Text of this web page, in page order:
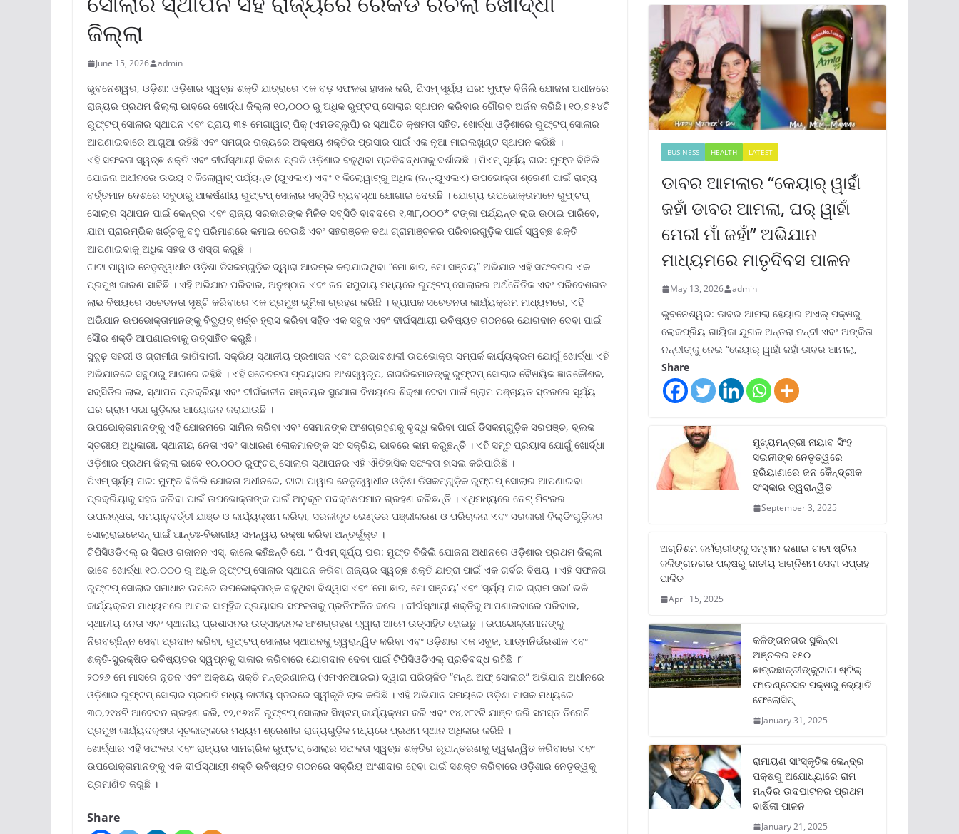
ଜିଲ୍ଲା
June 15, 2026 admin
ଭୁବନେଶ୍ୱର, ଓଡ଼ିଶା: ଓଡ଼ିଶାର ସ୍ୱଚ୍ଛ ଶକ୍ତି ଯାତ୍ରାରେ ଏକ ବଡ଼ ସଫଳତା ହାସଲ କରି, ପିଏମ୍ ସୂର୍ଯ୍ୟ ଘର: ମୁଫ୍‌ତ ବିଜିଲି ଯୋଜନା ଅଧୀନରେ
ରାଜ୍ୟର ପ୍ରଥମ ଜିଲ୍ଲା ଭାବରେ ଖୋର୍ଦ୍ଧା ଜିଲ୍ଲା ୧୦,୦୦୦ ରୁ ଅଧିକ ରୁଫ୍‌ଟପ୍ ସୋଲାର ସ୍ଥାପନ କରିବାର ଗୌରବ ଅର୍ଜନ କରିଛି। ୧୦,୭୫୪ଟି
ରୁଫ୍‌ଟପ୍ ସୋଲାର ସ୍ଥାପନ ଏବଂ ପ୍ରାୟ ୩୫ ମେଗାୱାଟ୍ ପିକ୍ (ଏମଡବ୍ଲୁପି) ର ସ୍ଥାପିତ କ୍ଷମତା ସହିତ, ଖୋର୍ଦ୍ଧା ଓଡ଼ିଶାରେ ରୁଫ୍‌ଟପ୍ ସୋଲାର
ଆପଣାଇବାରେ ଆଗୁଆ ରହିଛି ଏବଂ ସମଗ୍ର ରାଜ୍ୟରେ ଅକ୍ଷୟ ଶକ୍ତିର ପ୍ରସାର ପାଇଁ ଏକ ନୂଆ ମାଇଲଖୁଣ୍ଟ ସ୍ଥାପନ କରିଛି ।
ଏହି ସଫଳତା ସ୍ୱଚ୍ଛ ଶକ୍ତି ଏବଂ ଦୀର୍ଘସ୍ଥାୟୀ ବିକାଶ ପ୍ରତି ଓଡ଼ିଶାର ବଢୁଥିବା ପ୍ରତିବଦ୍ଧତାକୁ ଦର୍ଶାଉଛି । ପିଏମ୍ ସୂର୍ଯ୍ୟ ଘର: ମୁଫ୍‌ତ ବିଜିଲି
ଯୋଜନା ଅଧୀନରେ ଉଭୟ ୧ କିଲୋୱାଟ୍ ପର୍ଯ୍ୟନ୍ତ (ୟୁଏଲଏ) ଏବଂ ୧ କିଲୋୱାଟ୍‌ରୁ ଅଧିକ (ନନ୍-ୟୁଏଲଏ) ଉପଭୋକ୍ତା ଶ୍ରେଣୀ ପାଇଁ ରାଜ୍ୟ
ବର୍ତ୍ତମାନ ଦେଶରେ ସବୁଠାରୁ ଆକର୍ଷଣୀୟ ରୁଫ୍‌ଟପ୍ ସୋଲାର ସବ୍‌ସିଡି ବ୍ୟବସ୍ଥା ଯୋଗାଇ ଦେଉଛି । ଯୋଗ୍ୟ ଉପଭୋକ୍ତାମାନେ ରୁଫ୍‌ଟପ୍
ସୋଲାର ସ୍ଥାପନ ପାଇଁ କେନ୍ଦ୍ର ଏବଂ ରାଜ୍ୟ ସରକାରଙ୍କ ମିଳିତ ସବ୍‌ସିଡି ବାବଦରେ ୧,୩୮,୦୦୦* ଟଙ୍କା ପର୍ଯ୍ୟନ୍ତ ଲାଭ ଉଠାଇ ପାରିବେ,
ଯାହା ପ୍ରାରମ୍ଭିକ ଖର୍ଚ୍ଚକୁ ବହୁ ପରିମାଣରେ କମାଇ ଦେଉଛି ଏବଂ ସହରାଞ୍ଚଳ ତଥା ଗ୍ରାମାଞ୍ଚଳର ପରିବାରଗୁଡ଼ିକ ପାଇଁ ସ୍ୱଚ୍ଛ ଶକ୍ତି
ଆପଣାଇବାକୁ ଅଧିକ ସହଜ ଓ ଶସ୍ତା କରୁଛି ।
ଟାଟା ପାୱାର ନେତୃତ୍ୱାଧୀନ ଓଡ଼ିଶା ଡିସକମ୍‌ଗୁଡ଼ିକ ଦ୍ୱାରା ଆରମ୍ଭ କରାଯାଇଥିବା “ମୋ ଛାତ, ମୋ ସଞ୍ଚୟ” ଅଭିଯାନ ଏହି ସଫଳତାର ଏକ
ପ୍ରମୁଖ କାରଣ ସାଜିଛି । ଏହି ଅଭିଯାନ ପରିବାର, ଅନୁଷ୍ଠାନ ଏବଂ ଜନ ସମୁଦାୟ ମଧ୍ୟରେ ରୁଫ୍‌ଟପ୍ ସୋଲାରର ଅର୍ଥନୈତିକ ଏବଂ ପରିବେଶଗତ
ଲାଭ ବିଷୟରେ ସଚେତନତା ସୃଷ୍ଟି କରିବାରେ ଏକ ପ୍ରମୁଖ ଭୂମିକା ଗ୍ରହଣ କରିଛି । ବ୍ୟାପକ ସଚେତନତା କାର୍ଯ୍ୟକ୍ରମ ମାଧ୍ୟମରେ, ଏହି
ଅଭିଯାନ ଉପଭୋକ୍ତାମାନଙ୍କୁ ବିଦ୍ୟୁତ୍ ଖର୍ଚ୍ଚ ହ୍ରାସ କରିବା ସହିତ ଏକ ସବୁଜ ଏବଂ ଦୀର୍ଘସ୍ଥାୟୀ ଭବିଷ୍ୟତ ଗଠନରେ ଯୋଗଦାନ ଦେବା ପାଇଁ
ସୌର ଶକ୍ତି ଆପଣାଇବାକୁ ଉତ୍ସାହିତ କରୁଛି।
ସୁଦୃଢ଼ ସହରୀ ଓ ଗ୍ରାମୀଣ ଭାଗିଦାରୀ, ସକ୍ରିୟ ସ୍ଥାନୀୟ ପ୍ରଶାସନ ଏବଂ ପ୍ରଭାବଶାଳୀ ଉପଭୋକ୍ତା ସମ୍ପର୍କ କାର୍ଯ୍ୟକ୍ରମ ଯୋଗୁଁ ଖୋର୍ଦ୍ଧା ଏହି
ଅଭିଯାନରେ ସବୁଠାରୁ ଆଗରେ ରହିଛି । ଏହି ସଚେତନତା ପ୍ରୟାସର ଅଂଶସ୍ୱରୂପ, ନାଗରିକମାନଙ୍କୁ ରୁଫ୍‌ଟପ୍ ସୋଲାର ବୈଷୟିକ ଜ୍ଞାନକୌଶଳ,
ସବ୍‌ସିଡିର ଲାଭ, ସ୍ଥାପନ ପ୍ରକ୍ରିୟା ଏବଂ ଦୀର୍ଘକାଳୀନ ସଞ୍ଚୟର ସୁଯୋଗ ବିଷୟରେ ଶିକ୍ଷା ଦେବା ପାଇଁ ଗ୍ରାମ ପଞ୍ଚାୟତ ସ୍ତରରେ ସୂର୍ଯ୍ୟ
ଘର ଗ୍ରାମ ସଭା ଗୁଡ଼ିକର ଆୟୋଜନ କରାଯାଉଛି ।
ଉପଭୋକ୍ତାମାନଙ୍କୁ ଏହି ଯୋଜନାରେ ସାମିଲ କରିବା ଏବଂ ସେମାନଙ୍କ ଅଂଶଗ୍ରହଣକୁ ବୃଦ୍ଧି କରିବା ପାଇଁ ଡିସକମ୍‌ଗୁଡ଼ିକ ସରପଞ୍ଚ, ବ୍ଲକ
ସ୍ତରୀୟ ଅଧିକାରୀ, ସ୍ଥାନୀୟ ନେତା ଏବଂ ସାଧାରଣ ଲୋକମାନଙ୍କ ସହ ସକ୍ରିୟ ଭାବରେ କାମ କରୁଛନ୍ତି । ଏହି ସମୂହ ପ୍ରୟାସ ଯୋଗୁଁ ଖୋର୍ଦ୍ଧା
ଓଡ଼ିଶାର ପ୍ରଥମ ଜିଲ୍ଲା ଭାବେ ୧୦,୦୦୦ ରୁଫ୍‌ଟପ୍ ସୋଲାର ସ୍ଥାପନର ଏହି ଐତିହାସିକ ସଫଳତା ହାସଲ କରିପାରିଛି ।
ପିଏମ୍ ସୂର୍ଯ୍ୟ ଘର: ମୁଫ୍‌ତ ବିଜିଲି ଯୋଜନା ଅଧୀନରେ, ଟାଟା ପାୱାର ନେତୃତ୍ୱାଧୀନ ଓଡ଼ିଶା ଡିସକମ୍‌ଗୁଡ଼ିକ ରୁଫ୍‌ଟପ୍ ସୋଲାର ଆପଣାଇବା
ପ୍ରକ୍ରିୟାକୁ ସହଜ କରିବା ପାଇଁ ଉପଭୋକ୍ତାଙ୍କ ପାଇଁ ଅନୁକୂଳ ପଦକ୍ଷେପମାନ ଗ୍ରହଣ କରିଛନ୍ତି । ଏଥିମଧ୍ୟରେ ନେଟ୍ ମିଟରର
ଉପଲବ୍ଧତା, ସମୟାନୁବର୍ତ୍ତୀ ଯାଞ୍ଚ ଓ କାର୍ଯ୍ୟକ୍ଷମ କରିବା, ସରଳୀକୃତ ଭେଣ୍ଡର ପଞ୍ଜୀକରଣ ଓ ପରିଚାଳନା ଏବଂ ସରକାରୀ ବିଲ୍ଡିଂଗୁଡ଼ିକର
ସୋଲାରାଇଜେସନ୍ ପାଇଁ ଆନ୍ତଃ-ବିଭାଗୀୟ ସମନ୍ୱୟ ରକ୍ଷା କରିବା ଅନ୍ତର୍ଭୁକ୍ତ ।
ଟିପିସିଓଡିଏଲ୍ ର ସିଇଓ ଗଜାନନ ଏସ୍. କାଲେ କହିଛନ୍ତି ଯେ, ” ପିଏମ୍ ସୂର୍ଯ୍ୟ ଘର: ମୁଫ୍‌ତ ବିଜିଲି ଯୋଜନା ଅଧୀନରେ ଓଡ଼ିଶାର ପ୍ରଥମ ଜିଲ୍ଲା
ଭାବେ ଖୋର୍ଦ୍ଧା ୧୦,୦୦୦ ରୁ ଅଧିକ ରୁଫ୍‌ଟପ୍ ସୋଲାର ସ୍ଥାପନ କରିବା ରାଜ୍ୟର ସ୍ୱଚ୍ଛ ଶକ୍ତି ଯାତ୍ରା ପାଇଁ ଏକ ଗର୍ବର ବିଷୟ । ଏହି ସଫଳତା
ରୁଫ୍‌ଟପ୍ ସୋଲାର ସମାଧାନ ଉପରେ ଉପଭୋକ୍ତାଙ୍କ ବଢୁଥିବା ବିଶ୍ୱାସ ଏବଂ ‘ମୋ ଛାତ, ମୋ ସଞ୍ଚୟ’ ଏବଂ ‘ସୂର୍ଯ୍ୟ ଘର ଗ୍ରାମ ସଭା’ ଭଳି
କାର୍ଯ୍ୟକ୍ରମ ମାଧ୍ୟମରେ ଆମର ସାମୂହିକ ପ୍ରୟାସର ସଫଳତାକୁ ପ୍ରତିଫଳିତ କରେ । ଦୀର୍ଘସ୍ଥାୟୀ ଶକ୍ତିକୁ ଆପଣାଇବାରେ ପରିବାର,
ସ୍ଥାନୀୟ ନେତା ଏବଂ ସ୍ଥାନୀୟ ପ୍ରଶାସନର ଉତ୍ସାହଜନକ ଅଂଶଗ୍ରହଣ ଦ୍ୱାରା ଆମେ ଉତ୍ସାହିତ ହୋଇଛୁ । ଉପଭୋକ୍ତାମାନଙ୍କୁ
ନିରବଚ୍ଛିନ୍ନ ସେବା ପ୍ରଦାନ କରିବା, ରୁଫ୍‌ଟପ୍ ସୋଲାର ସ୍ଥାପନକୁ ତ୍ୱରାନ୍ୱିତ କରିବା ଏବଂ ଓଡ଼ିଶାର ଏକ ସବୁଜ, ଆତ୍ମନିର୍ଭରଶୀଳ ଏବଂ
ଶକ୍ତି-ସୁରକ୍ଷିତ ଭବିଷ୍ୟତର ସ୍ୱପ୍ନକୁ ସାକାର କରିବାରେ ଯୋଗଦାନ ଦେବା ପାଇଁ ଟିପିସିଓଡିଏଲ୍ ପ୍ରତିବଦ୍ଧ ରହିଛି ।”
୨୦୨୬ ମେ ମାସରେ ନୂତନ ଏବଂ ଅକ୍ଷୟ ଶକ୍ତି ମନ୍ତ୍ରଣାଳୟ (ଏମଏନଆରଇ) ଦ୍ୱାରା ପରିଚାଳିତ “ମନ୍ଥ ଅଫ୍ ସୋଲାର” ଅଭିଯାନ ଅଧୀନରେ
ଓଡ଼ିଶାର ରୁଫ୍‌ଟପ୍ ସୋଲାର ପ୍ରଗତି ମଧ୍ୟ ଜାତୀୟ ସ୍ତରରେ ସ୍ୱୀକୃତି ଲାଭ କରିଛି । ଏହି ଅଭିଯାନ ସମୟରେ ଓଡ଼ିଶା ମାସକ ମଧ୍ୟରେ
୩୦,୨୧୪ଟି ଆବେଦନ ଗ୍ରହଣ କରି, ୧୨,୯୬୪ଟି ରୁଫ୍‌ଟପ୍ ସୋଲାର ସିଷ୍ଟମ୍ କାର୍ଯ୍ୟକ୍ଷମ କରି ଏବଂ ୧୪,୧୮୧ଟି ଯାଞ୍ଚ କରି ସମସ୍ତ ତିନୋଟି
ପ୍ରମୁଖ କାର୍ଯ୍ୟଦକ୍ଷତା ସୂଚକାଙ୍କରେ ମଧ୍ୟମ ଶ୍ରେଣୀର ରାଜ୍ୟଗୁଡ଼ିକ ମଧ୍ୟରେ ପ୍ରଥମ ସ୍ଥାନ ଅଧିକାର କରିଛି ।
ଖୋର୍ଦ୍ଧାର ଏହି ସଫଳତା ଏବଂ ରାଜ୍ୟର ସାମଗ୍ରିକ ରୁଫ୍‌ଟପ୍ ସୋଲାର ସଫଳତା ସ୍ୱଚ୍ଛ ଶକ୍ତିର ରୂପାନ୍ତରଣକୁ ତ୍ୱରାନ୍ୱିତ କରିବାରେ ଏବଂ
ଉପଭୋକ୍ତାମାନଙ୍କୁ ଏକ ଦୀର୍ଘସ୍ଥାୟୀ ଶକ୍ତି ଭବିଷ୍ୟତ ଗଠନରେ ସକ୍ରିୟ ଅଂଶୀଦାର ହେବା ପାଇଁ ସଶକ୍ତ କରିବାରେ ଓଡ଼ିଶାର ନେତୃତ୍ୱକୁ
ପ୍ରମାଣିତ କରୁଛି ।
Share
BUSINESS HEALTH LATEST
ଡାବର ଆମଲାର “କେୟାର୍ ୱାହାଁ
ଜହାଁ ଡାବର ଆମଲା, ଘର୍ ୱାହାଁ
ମେରୀ ମାଁ ଜହାଁ” ଅଭିଯାନ
ମାଧ୍ୟମରେ ମାତୃଦିବସ ପାଳନ
May 13, 2026 admin
ଭୁବନେଶ୍ୱର: ଡାବର ଆମଲା ହେୟାର ଅଏଲ୍ ପକ୍ଷରୁ
ଲୋକପ୍ରିୟ ଗାୟିକା ଯୁଗଳ ଅନ୍ତରା ନନ୍ଦୀ ଏବଂ ଅଙ୍କିତା
ନନ୍ଦୀଙ୍କୁ ନେଇ “କେୟାର୍ ୱାହାଁ ଜହାଁ ଡାବର ଆମଲା,
Share
ମୁଖ୍ୟମନ୍ତ୍ରୀ ନାୟାବ ସିଂହ
ସଇନୀଙ୍କ ନେତୃତ୍ୱରେ
ହରିୟାଣାରେ ଜନ କୈନ୍ଦ୍ରୀକ
ସଂସ୍କାର ତ୍ୱରାନ୍ୱିତ
September 3, 2025
ଅଗ୍ନିଶମ କର୍ମଚାରୀଙ୍କୁ ସମ୍ମାନ ଜଣାଇ ଟାଟା ଷ୍ଟିଲ
କଳିଙ୍ଗନଗର ପକ୍ଷରୁ ଜାତୀୟ ଅଗ୍ନିଶମ ସେବା ସପ୍ତାହ
ପାଳିତ
April 15, 2025
କଳିଙ୍ଗନଗର ସୁକିନ୍ଦା
ଅଞ୍ଚଳର ୧୫୦
ଛାତ୍ରଛାତ୍ରୀଙ୍କୁଟାଟା ଷ୍ଟିଲ୍
ଫାଉଣ୍ଡେସନ ପକ୍ଷରୁ ଜ୍ୟୋତି
ଫେଲୋସିପ୍‌
January 31, 2025
ରାମାୟଣ ସାଂସ୍କୃତିକ କେନ୍ଦ୍ର
ପକ୍ଷରୁ ଅଯୋଧ୍ୟାରେ ରାମ
ମନ୍ଦିର ଉଦଘାଟନର ପ୍ରଥମ
ବାର୍ଷିକୀ ପାଳନ
January 21, 2025